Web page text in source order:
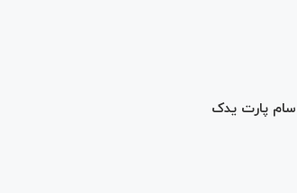
سام پارت یدک